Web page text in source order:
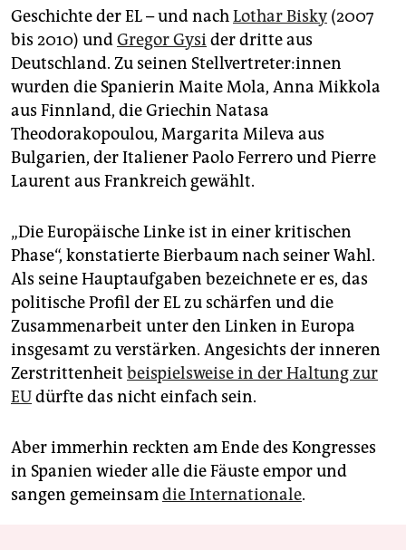
Geschichte der EL – und nachLothar Bisky (2007
bis 2010) undGregor Gysider dritte aus
Deutschland. Zu seinen Stellvertreter:innen
wurden die Spanierin Maite Mola, Anna Mikkola
aus Finnland, die Griechin Natasa
Theodorakopoulou, Margarita Mileva aus
Bulgarien, der Italiener Paolo Ferrero und Pierre
Laurent aus Frankreich gewählt.
„Die Europäische Linke ist in einer kritischen
Phase“, konstatierte Bierbaum nach seiner Wahl.
Als seine Hauptaufgaben bezeichnete er es, das
politische Profil der EL zu schärfen und die
Zusammenarbeit unter den Linken in Europa
insgesamt zu verstärken. Angesichts der inneren
Zerstrittenheit beispielsweise in der Haltung zur
EUdürfte das nicht einfach sein.
Aber immerhin reckten am Ende des Kongresses
in Spanien wieder alle die Fäuste empor und
sangen gemeinsamdie Internationale.